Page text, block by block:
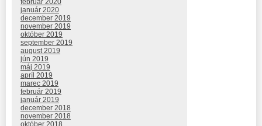
február 2020
január 2020
december 2019
november 2019
október 2019
september 2019
august 2019
jún 2019
máj 2019
apríl 2019
marec 2019
február 2019
január 2019
december 2018
november 2018